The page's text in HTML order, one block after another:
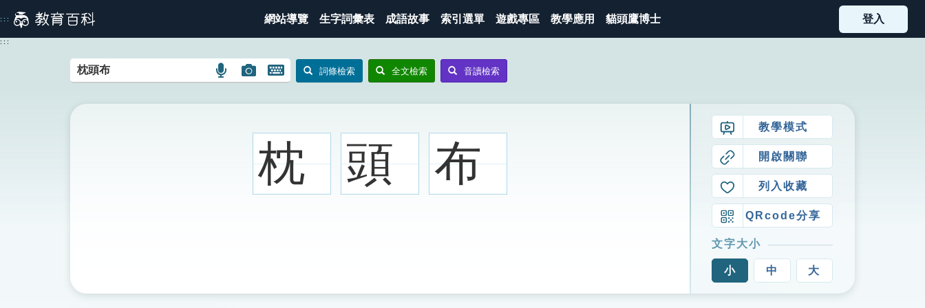
到
主
::: 網站導覽 生字詞彙表 成語故事 索引選單 遊戲專區 教學應用 貓頭鷹博士 登入
:::
語
搜
圖
搜
圖
示
開
鍵
圖
示
詞條檢索 全文檢索 音讀檢索
枕 頭 布
教學模式
開啟關聯
列入收藏
QRcode分享
文字大小
小 中 大